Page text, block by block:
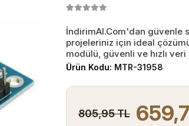
İndirimAl.Com'dan güvenle
projeleriniz için ideal
modülü, güvenli ve hızlı
Ürün Kodu: MTR-31958
805,95 TL